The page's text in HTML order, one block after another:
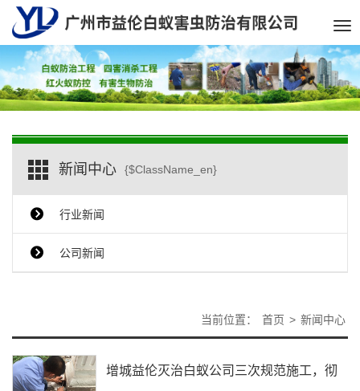
新闻中心 {$ClassName_en}
行业新闻
公司新闻
当前位置： 首页 > 新闻中心
增城益伦灭治白蚁公司三次规范施工，彻